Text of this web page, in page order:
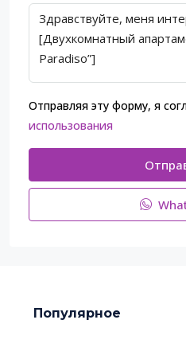
Отправляя эту форму, я
использования
Популярное